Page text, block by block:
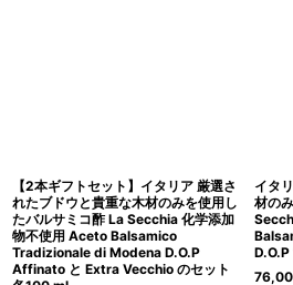
【2本ギフトセット】イタリア 厳選さ
れたブドウと貴重な木材のみを使用し
たバルサミコ酢 La Secchia 化学添加
物不使用 Aceto Balsamico
Tradizionale di Modena D.O.P
Affinato と Extra Vecchio のセット
イタ
材の